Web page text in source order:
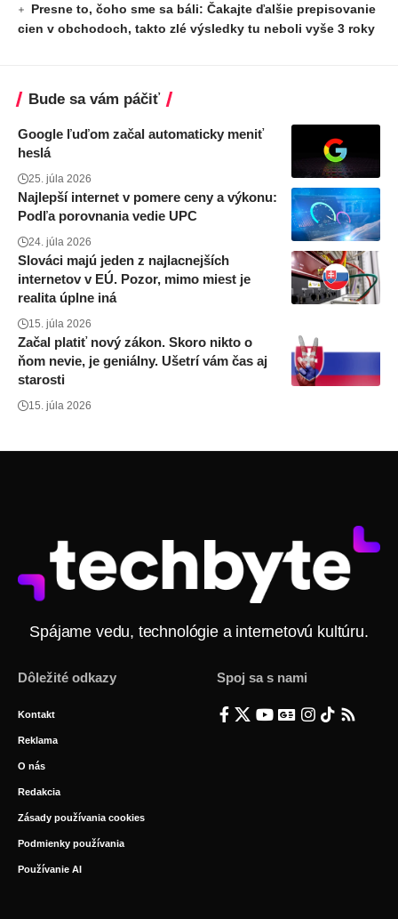
Presne to, čoho sme sa báli: Čakajte ďalšie prepisovanie
cien v obchodoch, takto zlé výsledky tu neboli vyše 3 roky
Bude sa vám páčiť
Google ľuďom začal automaticky meniť
heslá
25. júla 2026
Najlepší internet v pomere ceny a výkonu:
Podľa porovnania vedie UPC
24. júla 2026
Slováci majú jeden z najlacnejších
internetov v EÚ. Pozor, mimo miest je
realita úplne iná
15. júla 2026
Začal platiť nový zákon. Skoro nikto o
ňom nevie, je geniálny. Ušetrí vám čas aj
starosti
15. júla 2026
Spájame vedu, technológie a internetovú kultúru.
Dôležité odkazy
Kontakt
Reklama
O nás
Redakcia
Zásady používania cookies
Podmienky používania
Používanie AI
Spoj sa s nami